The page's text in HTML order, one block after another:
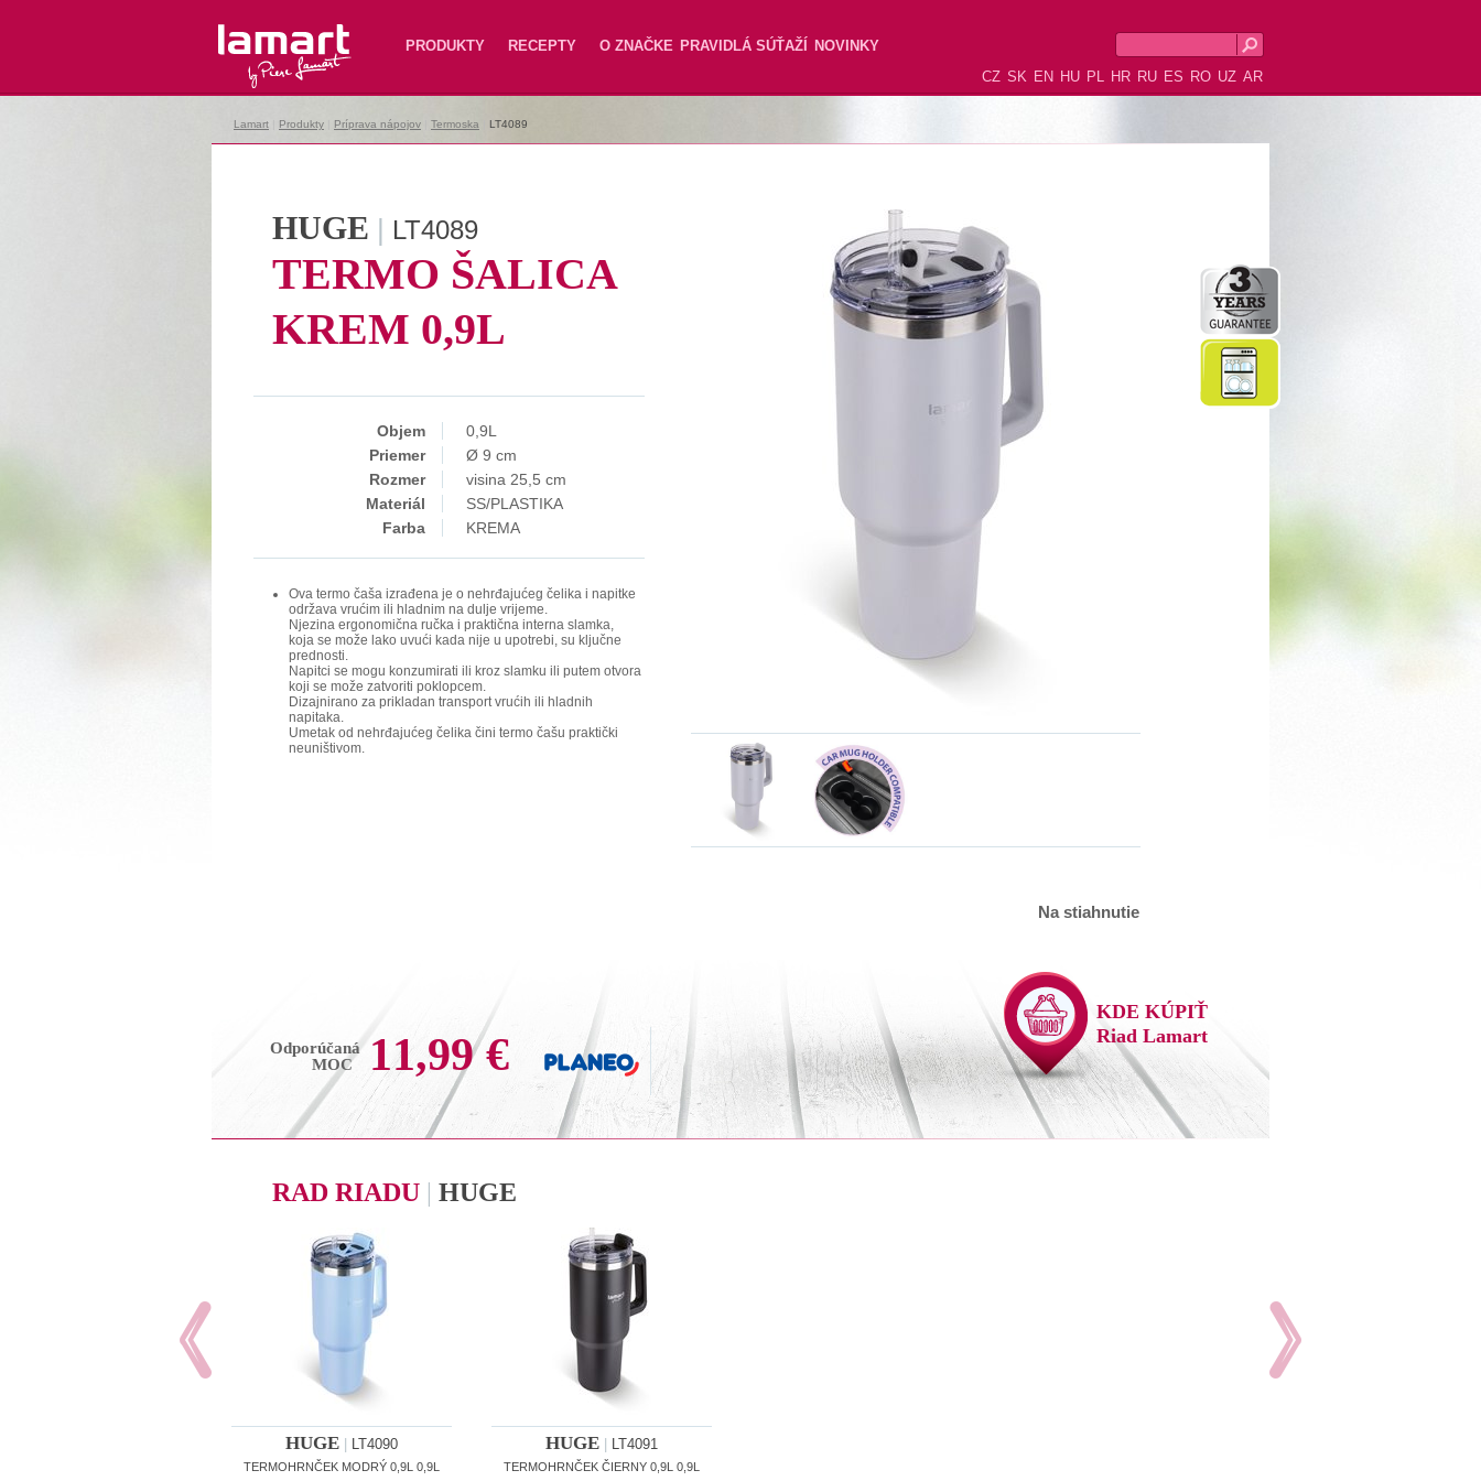
Lamart PRODUKTY RECEPTY O ZNAČKE PRAVIDLÁ SÚŤAŽÍ
NOVINKY
CZ SK EN HU PL HR RU ES RO UZ AR
Lamart Produkty Príprava nápojov Termoska LT4089
Na stiahnutie
HUGE | LT4089
TERMO ŠALICA
KREM 0,9L
Objem
0,9L
Priemer
Ø 9 cm
Rozmer
visina 25,5 cm
Materiál
SS/PLASTIKA
Farba
KREMA
Ova termo čaša izrađena je o nehrđajućeg čelika i napitke
održava vrućim ili hladnim na dulje vrijeme.
Njezina ergonomična ručka i praktična interna slamka,
koja se može lako uvući kada nije u upotrebi, su ključne
prednosti.
Napitci se mogu konzumirati ili kroz slamku ili putem otvora
koji se može zatvoriti poklopcem.
Dizajnirano za prikladan transport vrućih ili hladnih
napitaka.
Umetak od nehrđajućeg čelika čini termo čašu praktički
neuništivom.
Odporúčaná
MOC
11,99 €
KDE KÚPIŤ
Riad Lamart
RAD RIADU | HUGE
HUGE LT4090
TERMOHRNČEK MODRÝ 0,9L 0,9L
HUGE LT4091
TERMOHRNČEK ČIERNY 0,9L 0,9L